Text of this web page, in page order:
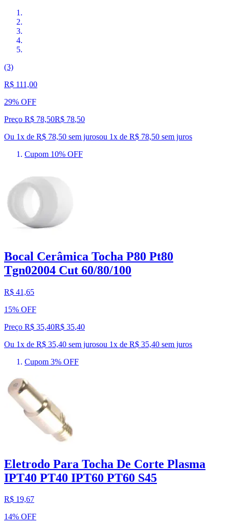
(3)
R$ 111,00
29% OFF
Preço R$ 78,50R$ 78,50
Ou 1x de R$ 78,50 sem jurosou 1x de R$ 78,50 sem juros
Cupom 10% OFF
Bocal Cerâmica Tocha P80 Pt80
Tgn02004 Cut 60/80/100
R$ 41,65
15% OFF
Preço R$ 35,40R$ 35,40
Ou 1x de R$ 35,40 sem jurosou 1x de R$ 35,40 sem juros
Cupom 3% OFF
Eletrodo Para Tocha De Corte Plasma
IPT40 PT40 IPT60 PT60 S45
R$ 19,67
14% OFF